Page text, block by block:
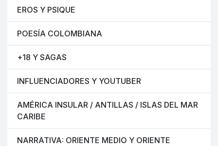
EROS Y PSIQUE
POESÍA COLOMBIANA
+18 Y SAGAS
INFLUENCIADORES Y YOUTUBER
AMÉRICA INSULAR / ANTILLAS / ISLAS DEL MAR
CARIBE
NARRATIVA: ORIENTE MEDIO Y ORIENTE